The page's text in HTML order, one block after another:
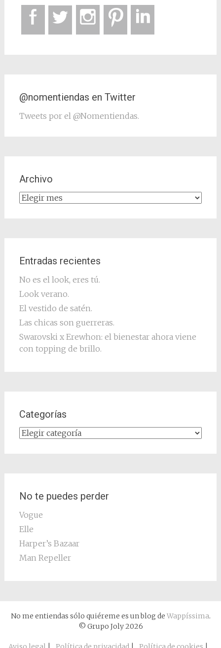
@nomentiendas en Twitter
Tweets por el @Nomentiendas.
Archivo
Archivo
Entradas recientes
No es el look, eres tú.
Look verano.
El vestido de satén.
Las chicas son guerreras.
Swarovski x Erewhon: el bienestar ahora viene
con topping de brillo.
Categorías
Categorías
No te puedes perder
Vogue
Elle
Harper’s Bazaar
Man Repeller
No me entiendas sólo quiéreme es un blog de Wappíssima.
© Grupo Joly 2026